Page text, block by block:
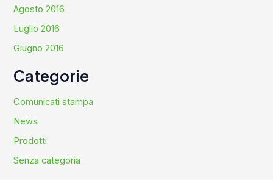
Agosto 2016
Luglio 2016
Giugno 2016
Categorie
Comunicati stampa
News
Prodotti
Senza categoria